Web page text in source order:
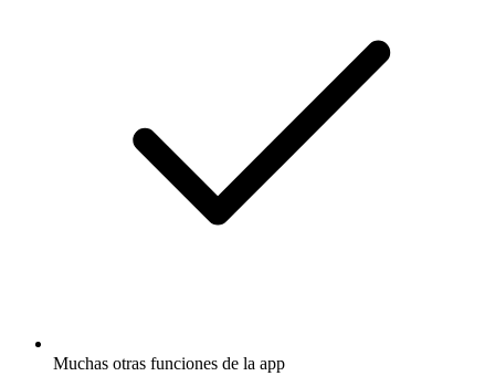
Muchas otras funciones de la app